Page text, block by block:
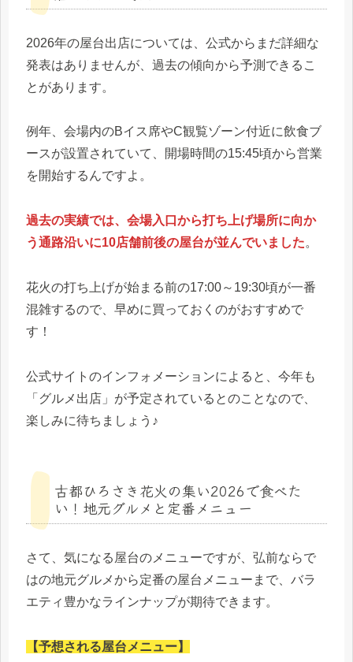
2026年の屋台出店については、公式からまだ詳細な
発表はありませんが、過去の傾向から予測できるこ
とがあります。
例年、会場内のBイス席やC観覧ゾーン付近に飲食ブ
ースが設置されていて、開場時間の15:45頃から営業
を開始するんですよ。
過去の実績では、会場入口から打ち上げ場所に向か
う通路沿いに10店舗前後の屋台が並んでいました。
花火の打ち上げが始まる前の17:00～19:30頃が一番
混雑するので、早めに買っておくのがおすすめで
す！
公式サイトのインフォメーションによると、今年も
「グルメ出店」が予定されているとのことなので、
楽しみに待ちましょう♪
古都ひろさき花火の集い2026で食べた
い！地元グルメと定番メニュー
さて、気になる屋台のメニューですが、弘前ならで
はの地元グルメから定番の屋台メニューまで、バラ
エティ豊かなラインナップが期待できます。
【予想される屋台メニュー】